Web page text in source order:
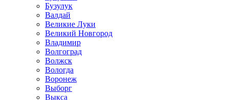
Бузулук
Валдай
Великие Луки
Великий Новгород
Владимир
Волгоград
Волжск
Вологда
Воронеж
Выборг
Выкса